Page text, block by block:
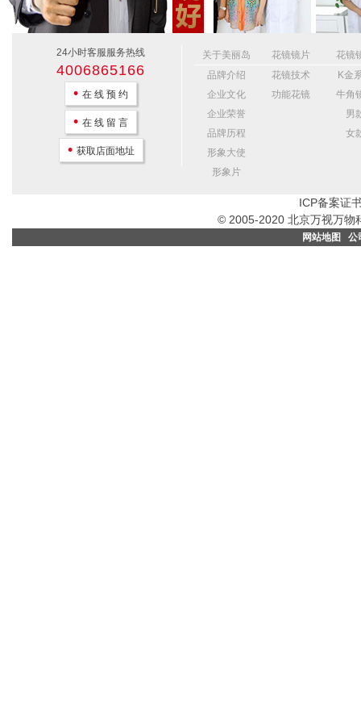
24小时客服服务热线
4006865166
• 在 线 预 约
• 在 线 留 言
• 获取店面地址
关于美丽岛
品牌介绍
企业文化
企业荣誉
品牌历程
形象大使
形象片
花镜镜片
花镜技术
功能花镜
花镜
K金
牛角
男
女
ICP备案证
© 2005-2020 北京万视万物
网站地图 公